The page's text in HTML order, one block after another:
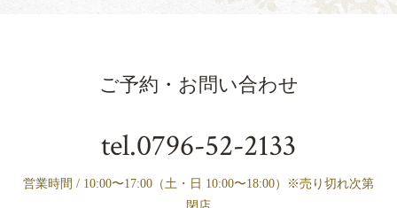
ご予約・お問い合わせ
tel.0796-52-2133
営業時間 / 10:00〜17:00（土・日 10:00〜18:00）※売り切れ次第